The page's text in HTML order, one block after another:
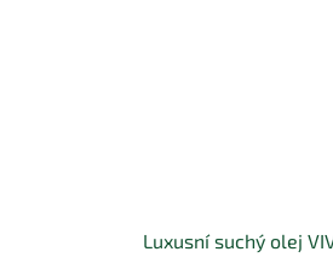
Luxusní suchý olej